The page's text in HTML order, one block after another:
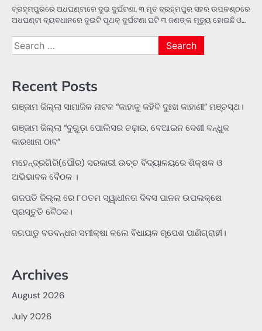
ବ୍ରହ୍ମପୁରରେ ଅଧଘଣ୍ଟାରେ ଦୁଇ ଦୁର୍ଘଟଣା, ୩ ମୃତ ବ୍ରହ୍ମପୁର ସହର ଉପକଣ୍ଠରେ
ଅଧଘଣ୍ଟା ବ୍ୟବଧାନରେ ଦୁଇଟି ପୃଥକ୍ ଦୁର୍ଘଟଣା ଘଟି ୩ ଜଣଙ୍କ ମୃତ୍ୟୁ ହୋଇଛି ଓ…
Search
for:
Recent Posts
ଗଞ୍ଜାମ ଜିଲ୍ଲା ସାମାଜିକ ନାଟକ “କାହାକୁ କହିବି ଦୁଃଖ କାହାଣୀ” ମଞ୍ଚସ୍ଥ।
ଗଞ୍ଜାମ ଜିଲ୍ଲା “ବୁଗୁଡ଼ା ପୋଲିସର ଚଢ଼ାଉ, ବେଆଇନ ଦେଶୀ ବନ୍ଧୁକ
କାରଖାନା ଠାବ”
ମହେନ୍ଦ୍ରଗିରି(ପୌର) ସରକାରୀ ଉଚ୍ଚ ବିଦ୍ୟାଳୟରେ ଶିକ୍ଷକ ଓ
ଅଭିଭାବକ ବୈଠକ ।
ଗଜପତି ଜିଲ୍ଲା ରେ ୮୦ତମ ସ୍ୱାଧୀନତା ଦିବସ ପାଳନ ଉପଲକ୍ଷେ
ପ୍ରସ୍ତୁତି ବୈଠକ।
ଜଗପାଡୁ ବଡବନ୍ଧର ସମୀକ୍ଷା କଲେ ବିଧାୟକ ରୂପେଶ ପାଣିଗ୍ରାହୀ।
Archives
August 2026
July 2026